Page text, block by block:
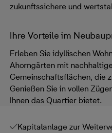
zukunftssichere und
Ihre Vorteile im
Erleben Sie idyllischen
Ahorngärten mit
Gemeinschaftsflächen, die
Genießen Sie in vollen
Ihnen das Quartier bietet.
Kapitalanlage zur